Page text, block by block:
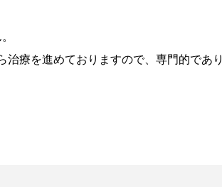
療を進めておりますので、専門的であり